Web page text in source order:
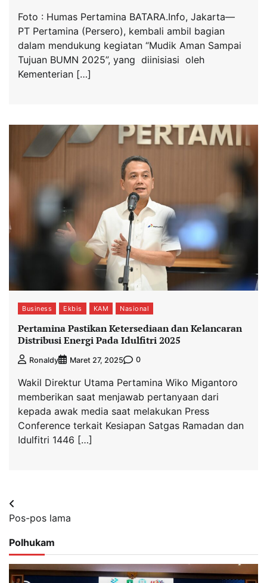
Foto : Humas Pertamina BATARA.Info, Jakarta—
PT Pertamina (Persero), kembali ambil bagian
dalam mendukung kegiatan “Mudik Aman Sampai
Tujuan BUMN 2025”, yang diinisiasi oleh
Kementerian […]
Business Ekbis KAM Nasional
Pertamina Pastikan Ketersediaan dan Kelancaran
Distribusi Energi Pada Idulfitri 2025
Ronaldy Maret 27, 2025 0
Wakil Direktur Utama Pertamina Wiko Migantoro
memberikan saat menjawab pertanyaan dari
kepada awak media saat melakukan Press
Conference terkait Kesiapan Satgas Ramadan dan
Idulfitri 1446 […]
Navigasi
pos
Pos-pos lama
Polhukam